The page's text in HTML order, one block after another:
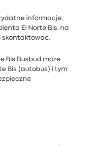
informacje,
El Norte Bis, na
skontaktować.
Bis Busbud może
Bis (autobus) i tym